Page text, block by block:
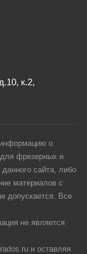
к.2,
информацию о
фрезерных и
сайта, либо
материалов с
допускается. Все
не является
и оставляя